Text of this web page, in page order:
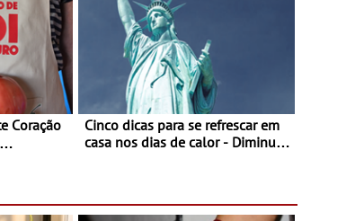
Cinco dicas para se refrescar em
casa nos dias de calor - Diminuir